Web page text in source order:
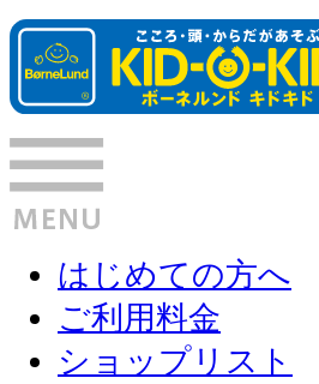
はじめての方へ
ご利用料金
ショップリスト